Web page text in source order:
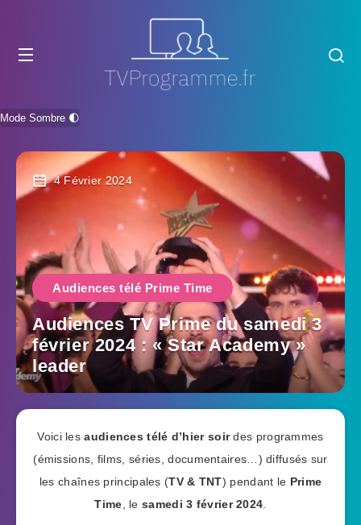
Mode Sombre 🌓
4 Février 2024
Audiences télé Prime Time
Audiences TV Prime du samedi 3
février 2024 : « Star Academy »
leader
Voici lesaudiences télé d’hier soirdes programmes
(émissions, films, séries, documentaires…) diffusés sur
les chaînes principales (TV & TNT) pendant le Prime
Time , lesamedi 3 février 2024